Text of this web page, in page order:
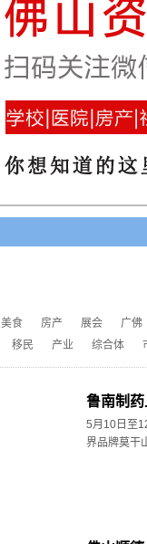
美食 房产 展会 广佛
移民 产业 综合体
鲁南制
5月10日至
界品牌莫干